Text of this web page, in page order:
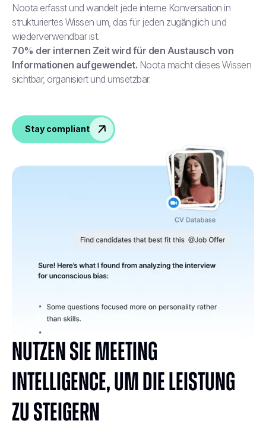
Noota erfasst und wandelt jede interne Konversation in
strukturiertes Wissen um, das für jeden zugänglich und
wiederverwendbar ist.
70% der internen Zeit wird für den Austausch von
Informationen aufgewendet. Noota macht dieses Wissen
sichtbar, organisiert und umsetzbar.
Stay compliant
Nutzen Sie Meeting
Intelligence, um die Leistung
zu steigern